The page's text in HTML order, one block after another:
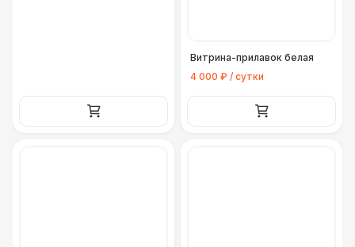
Витрина-прилавок белая
4 000 ₽ / сутки